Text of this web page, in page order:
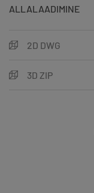
ALLALAADIMINE
2D DWG
3D ZIP